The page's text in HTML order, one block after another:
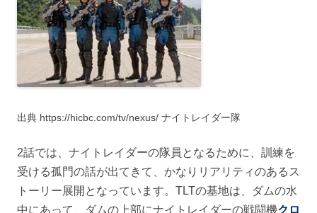
出典 https://hicbc.com/tv/nexus/ ナイトレイダー隊
2話では、ナイトレイダーの隊員となるために、訓練を
受ける孤門の話が出てきて、かなりリアリティのあるス
トーリー展開となっています。TLTの基地は、ダムの水
中にあって、ダムの上部にナイトレイダーの戦闘機クロ